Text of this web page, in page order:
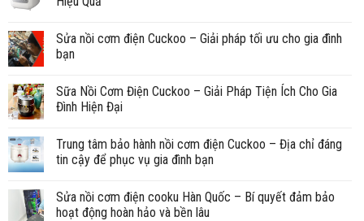
Sửa nồi cơm điện Cuckoo – Giải pháp tối ưu cho gia đình
bạn
Sữa Nồi Cơm Điện Cuckoo – Giải Pháp Tiện Ích Cho Gia
Đình Hiện Đại
Trung tâm bảo hành nồi cơm điện Cuckoo – Địa chỉ đáng
tin cậy để phục vụ gia đình bạn
Sửa nồi cơm điện cooku Hàn Quốc – Bí quyết đảm bảo
hoạt động hoàn hảo và bền lâu